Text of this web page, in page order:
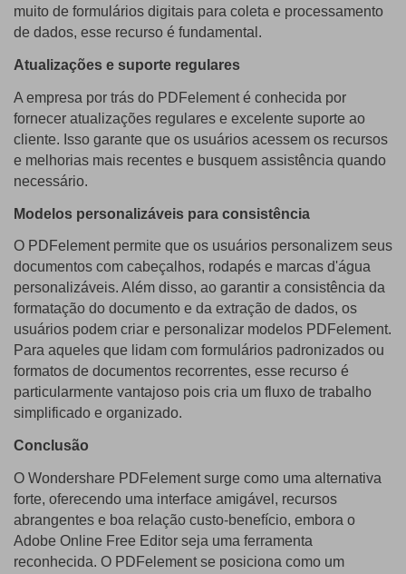
muito de formulários digitais para coleta e processamento
de dados, esse recurso é fundamental.
Atualizações e suporte regulares
A empresa por trás do PDFelement é conhecida por
fornecer atualizações regulares e excelente suporte ao
cliente. Isso garante que os usuários acessem os recursos
e melhorias mais recentes e busquem assistência quando
necessário.
Modelos personalizáveis ​​para consistência
O PDFelement permite que os usuários personalizem seus
documentos com cabeçalhos, rodapés e marcas d'água
personalizáveis. Além disso, ao garantir a consistência da
formatação do documento e da extração de dados, os
usuários podem criar e personalizar modelos PDFelement.
Para aqueles que lidam com formulários padronizados ou
formatos de documentos recorrentes, esse recurso é
particularmente vantajoso pois cria um fluxo de trabalho
simplificado e organizado.
Conclusão
O Wondershare PDFelement surge como uma alternativa
forte, oferecendo uma interface amigável, recursos
abrangentes e boa relação custo-benefício, embora o
Adobe Online Free Editor seja uma ferramenta
reconhecida. O PDFelement se posiciona como um